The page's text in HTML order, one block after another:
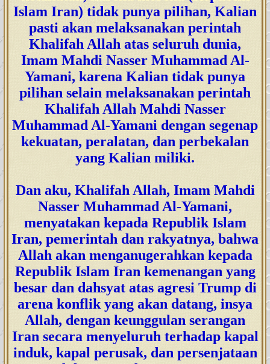
Islam Iran) tidak punya pilihan, Kalian
pasti akan melaksanakan perintah
Khalifah Allah atas seluruh dunia,
Imam Mahdi Nasser Muhammad Al-
Yamani, karena Kalian tidak punya
pilihan selain melaksanakan perintah
Khalifah Allah Mahdi Nasser
Muhammad Al-Yamani dengan segenap
kekuatan, peralatan, dan perbekalan
yang Kalian miliki.
Dan aku, Khalifah Allah, Imam Mahdi
Nasser Muhammad Al-Yamani,
menyatakan kepada Republik Islam
Iran, pemerintah dan rakyatnya, bahwa
Allah akan menganugerahkan kepada
Republik Islam Iran kemenangan yang
besar dan dahsyat atas agresi Trump di
arena konflik yang akan datang, insya
Allah, dengan keunggulan serangan
Iran secara menyeluruh terhadap kapal
induk, kapal perusak, dan persenjataan